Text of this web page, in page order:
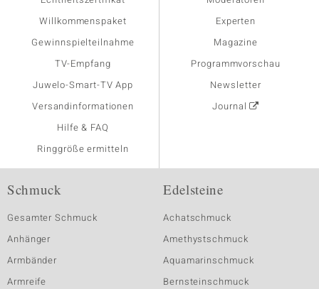
Willkommenspaket
Gewinnspielteilnahme
TV-Empfang
Juwelo-Smart-TV App
Versandinformationen
Hilfe & FAQ
Ringgröße ermitteln
Experten
Magazine
Programmvorschau
Newsletter
Journal
Schmuck
Gesamter Schmuck
Anhänger
Armbänder
Armreife
Edelsteine
Achatschmuck
Amethystschmuck
Aquamarinschmuck
Bernsteinschmuck